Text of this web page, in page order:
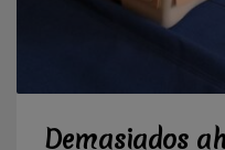
Demasiados